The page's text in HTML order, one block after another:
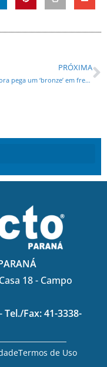
PRÓXIMA
Professora pega um ‘bronze’ em frente do Palácio Iguaçu e outra acusa o PT de comício!
18 - Campo
Tel./Fax: 41-3338-
Termos de Uso